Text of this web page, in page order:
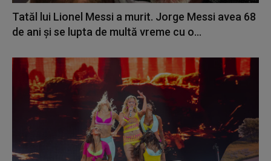
Tatăl lui Lionel Messi a murit. Jorge Messi avea 68
de ani și se lupta de multă vreme cu o...